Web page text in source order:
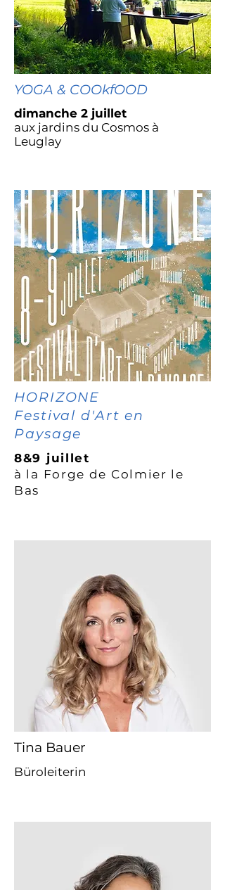
YOGA & COOkfOOD
dimanche 2 juillet
aux jardins du Cosmos à
Leuglay
HORIZONE
Festival d'Art en
Paysage
8&9 juillet
à la Forge de Colmier le
Bas
Tina Bauer
Büroleiterin